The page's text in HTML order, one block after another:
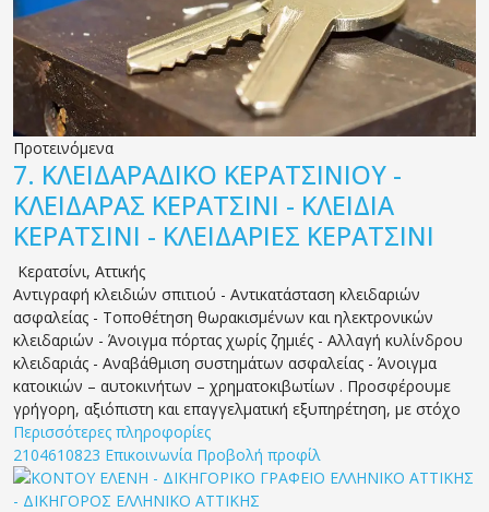
Προτεινόμενα
7. ΚΛΕΙΔΑΡΑΔΙΚΟ ΚΕΡΑΤΣΙΝΙΟΥ -
ΚΛΕΙΔΑΡΑΣ ΚΕΡΑΤΣΙΝΙ - ΚΛΕΙΔΙΑ
ΚΕΡΑΤΣΙΝΙ - ΚΛΕΙΔΑΡΙΕΣ ΚΕΡΑΤΣΙΝΙ
Κερατσίνι, Αττικής
Αντιγραφή κλειδιών σπιτιού - Αντικατάσταση κλειδαριών
ασφαλείας - Τοποθέτηση θωρακισμένων και ηλεκτρονικών
κλειδαριών - Άνοιγμα πόρτας χωρίς ζημιές - Aλλαγή κυλίνδρου
κλειδαριάς - Αναβάθμιση συστημάτων ασφαλείας - Άνοιγμα
κατοικιών – αυτοκινήτων – χρηματοκιβωτίων . Προσφέρουμε
γρήγορη, αξιόπιστη και επαγγελματική εξυπηρέτηση, με στόχο
Περισσότερες πληροφορίες
2104610823 Επικοινωνία Προβολή προφίλ